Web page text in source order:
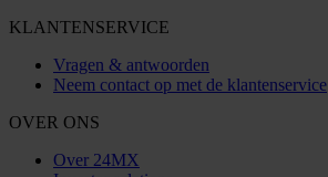
KLANTENSERVICE
Vragen & antwoorden
Neem contact op met de klantenservice
OVER ONS
Over 24MX